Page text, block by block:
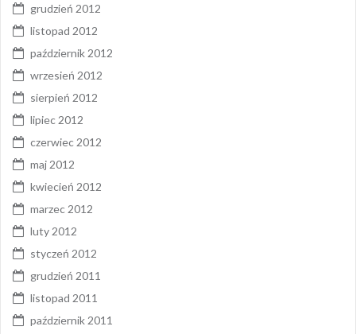
grudzień 2012
listopad 2012
październik 2012
wrzesień 2012
sierpień 2012
lipiec 2012
czerwiec 2012
maj 2012
kwiecień 2012
marzec 2012
luty 2012
styczeń 2012
grudzień 2011
listopad 2011
październik 2011